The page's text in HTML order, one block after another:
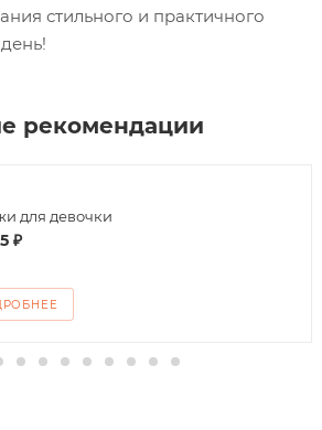
стильного и практичного
рекомендации
для девочки
₽